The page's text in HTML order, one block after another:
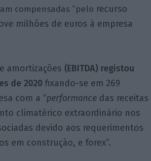
compensadas “pelo recurso
milhões de euros à empresa
amortizações (EBITDA) registou
de 2020 fixando-se em 269
com a “performancedas receitas
climatérico extraordinário nos
devido aos requerimentos
em construção, e forex”.